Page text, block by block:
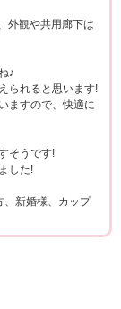
外観や共用廊下は
♪
られると思います!
ますので、快適に
そうです!
した!
、新婚様、カップ